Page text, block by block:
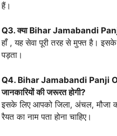
हैं।
Q3. क्या Bihar Jamabandi
हाँ , यह सेवा पूरी तरह से मुफ्त है।
पड़ता।
Q4. Bihar Jamabandi Panji
जानकारियों की जरूरत होगी?
इसके लिए आपको जिला, अंचल, मौजा
रैयत का नाम पता होना चाहिए।